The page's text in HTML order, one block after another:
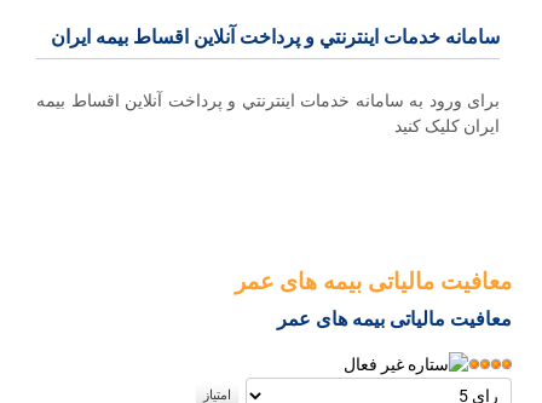
سامانه خدمات اينترنتي و پرداخت آنلاین اقساط بيمه ايران
برای ورود به سامانه خدمات اينترنتي و پرداخت آنلاین اقساط بيمه
ايران کلیک کنید
معافیت مالیاتی بیمه های عمر
معافیت مالیاتی بیمه های عمر
امتیاز
کاربران
لطفا